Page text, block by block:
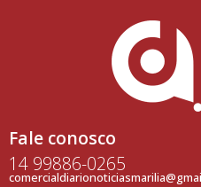
Fale conosco
14 99886-0265